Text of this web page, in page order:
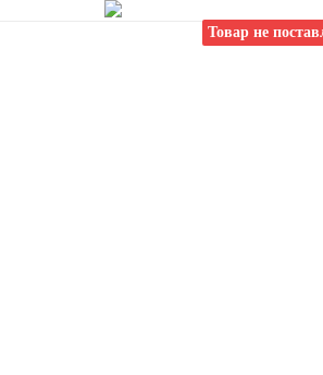
Товар не